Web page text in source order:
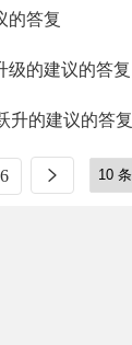
的答复
级的建议的答复
升的建议的答复
6